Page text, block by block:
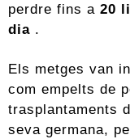
perdre fins a 20
dia .
Els metges van
com empelts de
trasplantaments
seva germana,